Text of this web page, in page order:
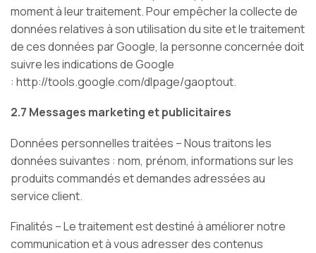
moment à leur traitement. Pour empêcher la collecte de
données relatives à son utilisation du site et le traitement
de ces données par Google, la personne concernée doit
suivre les indications de Google
: http://tools.google.com/dlpage/gaoptout.
2.7 Messages marketing et publicitaires
Données personnelles traitées – Nous traitons les
données suivantes : nom, prénom, informations sur les
produits commandés et demandes adressées au
service client.
Finalités – Le traitement est destiné à améliorer notre
communication et à vous adresser des contenus